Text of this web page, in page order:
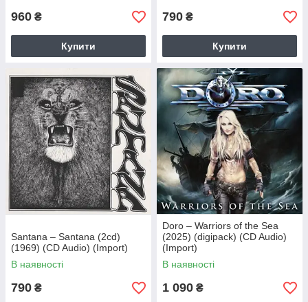
960 ₴
Купити
790 ₴
Купити
Santana – Santana (2cd)
(1969) (CD Audio) (Import)
В наявності
790 ₴
Doro – Warriors of the Sea
(2025) (digipack) (CD Audio)
(Import)
В наявності
1 090 ₴